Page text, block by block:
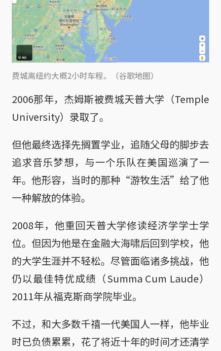
费城离纽约大概2小时车程。（谷歌地图）
2006那年，杰姆斯被费城天普大学（Temple
University）录取了。
但他最终选择先搁置学业，追随父母的脚步去
追求音乐梦想，与一个乐队在美国巡演了一
年。他形容，当时的那种“游牧生活”给了他
一种解放的体验。
2008年，他重回天普大学修读经济学学士学
位。但因为他是在金融大海啸后回到学校，他
的大学生涯并不轻松。尽管面临诸多挑战，他
仍以最佳特优成绩（Summa Cum Laude）
2011年从福克斯商学院毕业。
不过，和大多数千禧一代美国人一样，他毕业
时已负债累累，花了将近十年的时间才还清学